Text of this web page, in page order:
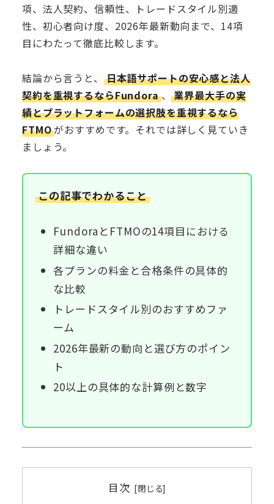
項、法人契約、信頼性、トレードスタイル別適
性、初心者向け度、2026年最新動向まで、14項
目にわたって徹底比較します。
結論から言うと、
日本語サポートの安心感と法人
契約を重視するならFundora、業界最大手の実
績とプラットフォームの選択肢を重視するなら
FTMOがおすすめです。それでは詳しく見ていき
ましょう。
この記事でわかること
FundoraとFTMOの14項目における
詳細な違い
各プランの料金と合格条件の具体的
な比較
トレードスタイル別のおすすめファ
ーム
2026年最新の動向と選び方のポイン
ト
20以上の具体的な計算例と数字
目次